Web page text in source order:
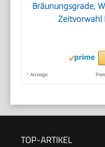
Bräunungsgrade,
Zeitvorwahl
* Anzeige
TOP-ARTIKEL